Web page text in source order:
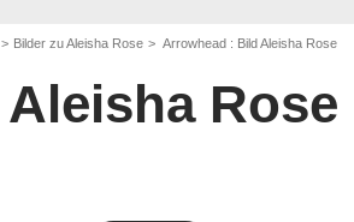
Bilder zu Aleisha Rose Arrowhead : Bild Aleisha Rose
Aleisha Rose